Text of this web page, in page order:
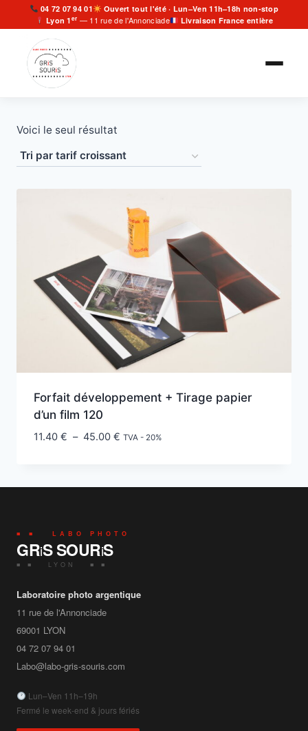
04 72 07 94 01
Ouvert tout l'été · Lun–Ven 11h–18h non-stop
Lyon 1er — 11 rue de l'Annonciade Livraison France entière
au
contenu
Voici le seul résultat
Forfait développement + Tirage papier
d’un film 120
11.40 € – 45.00 €Plage
TVA - 20%
■ ■ LABO PHOTO
GRiS SOURiS
■ ■ LYON ■ ■
Laboratoire photo argentique
11 rue de l'Annonciade
69001 LYON
04 72 07 94 01
Labo@labo-gris-souris.com
Lun–Ven 11h–19h
Fermé le week-end & jours fériés